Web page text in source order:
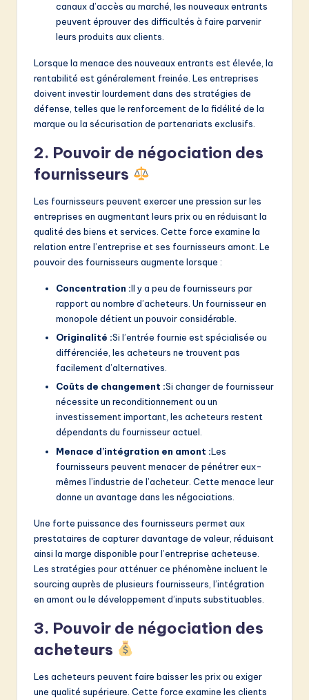
canaux d’accès au marché, les nouveaux entrants
peuvent éprouver des difficultés à faire parvenir
leurs produits aux clients.
Lorsque la menace des nouveaux entrants est élevée, la
rentabilité est généralement freinée. Les entreprises
doivent investir lourdement dans des stratégies de
défense, telles que le renforcement de la fidélité de la
marque ou la sécurisation de partenariats exclusifs.
2. Pouvoir de négociation des
fournisseurs
Les fournisseurs peuvent exercer une pression sur les
entreprises en augmentant leurs prix ou en réduisant la
qualité des biens et services. Cette force examine la
relation entre l’entreprise et ses fournisseurs amont. Le
pouvoir des fournisseurs augmente lorsque :
Concentration :Il y a peu de fournisseurs par
rapport au nombre d’acheteurs. Un fournisseur en
monopole détient un pouvoir considérable.
Originalité :Si l’entrée fournie est spécialisée ou
différenciée, les acheteurs ne trouvent pas
facilement d’alternatives.
Coûts de changement :Si changer de fournisseur
nécessite un reconditionnement ou un
investissement important, les acheteurs restent
dépendants du fournisseur actuel.
Menace d’intégration en amont :Les
fournisseurs peuvent menacer de pénétrer eux-
mêmes l’industrie de l’acheteur. Cette menace leur
donne un avantage dans les négociations.
Une forte puissance des fournisseurs permet aux
prestataires de capturer davantage de valeur, réduisant
ainsi la marge disponible pour l’entreprise acheteuse.
Les stratégies pour atténuer ce phénomène incluent le
sourcing auprès de plusieurs fournisseurs, l’intégration
en amont ou le développement d’inputs substituables.
3. Pouvoir de négociation des
acheteurs
Les acheteurs peuvent faire baisser les prix ou exiger
une qualité supérieure. Cette force examine les clients